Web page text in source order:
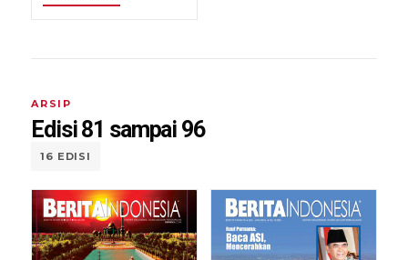
ARSIP
Edisi 81 sampai 96
16 EDISI